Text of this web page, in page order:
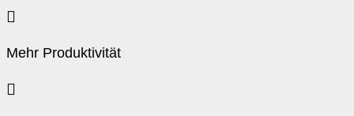
Mehr Produktivität